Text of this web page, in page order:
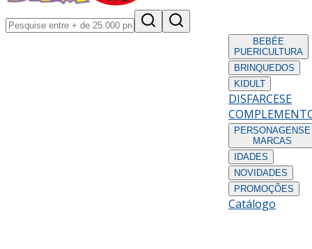
BEBÉE
PUERICULTURA
BRINQUEDOS
KIDULT
DISFARCESE
PERSONAGENS E
MARCAS
IDADES
NOVIDADES
PROMOÇÕES
Catálogo